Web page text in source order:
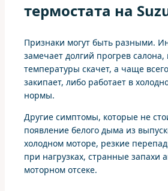
термостата на
Признаки могут быть разными.
замечает долгий прогрев салона,
температуры скачет, а чаще
закипает, либо работает в
нормы.
Другие симптомы, которые не
появление белого дыма из
холодном моторе, резкие
при нагрузках, странные запахи
моторном отсеке.